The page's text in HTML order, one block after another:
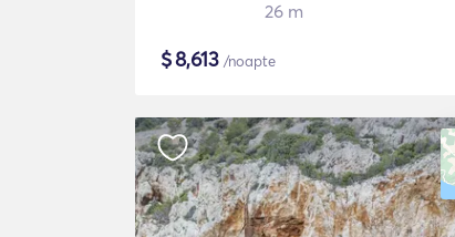
26 m
$8,613 /noapte